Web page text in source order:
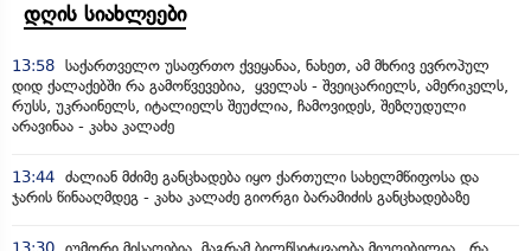
დღის სიახლეები
13:58 საქართველო უსაფრთო ქვეყანაა, ნახეთ, ამ მხრივ ევროპულ
დიდ ქალაქებში რა გამოწვევებია, ყველას - შვეიცარიელს, ამერიკელს,
რუსს, უკრაინელს, იტალიელს შეუძლია, ჩამოვიდეს, შეზღუდული
არავინაა - კახა კალაძე
13:44 ძალიან მძიმე განცხადება იყო ქართული სახელმწიფოსა და
ჯარის წინააღმდეგ - კახა კალაძე გიორგი ბარამიძის განცხადებაზე